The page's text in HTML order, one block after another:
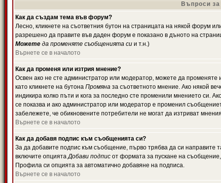
Въпроси
Как да създам тема във форум?
Лесно, кликнете на съответния бутон на страницата на някой форум
разрешено да правите във даден форум е показано в дъното на
Можете да променяте съобщенията си и т.н.)
Върнете се в началото
Как да променя или изтрия мнение?
Освен ако не сте администратор или модератор, можете да
като кликнете на бутона Промяна за съответното мнение. Ако някой
индикира колко пъти и кога за последно сте променили мнението си.
се показва и ако администратор или модератор е променил
забележете, че обикновените потребители не могат да изтриват
Върнете се в началото
Как да добавя подпис към съобщенията си?
За да добавите подпис към съобщение, първо трябва да си
включите опциятаДобави подпис от формата за пускане на
Профила си опцията за автоматично добавяне на подписа.
Върнете се в началото